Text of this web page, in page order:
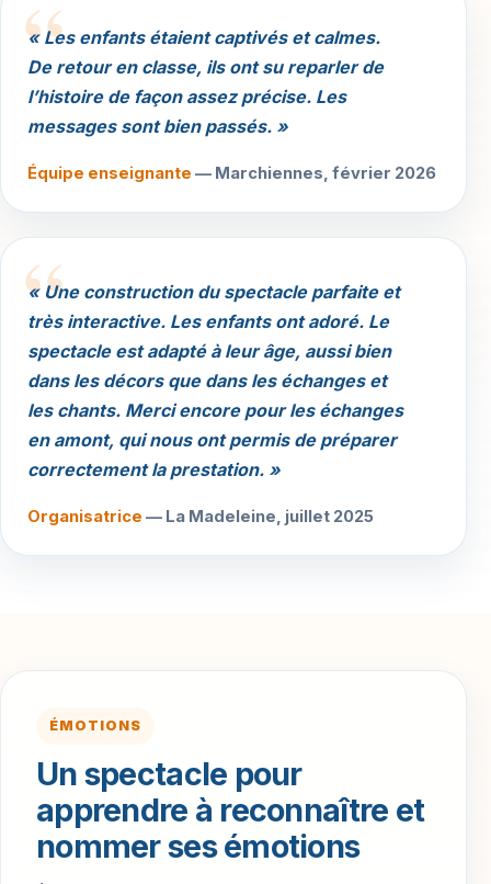
« Les enfants étaient captivés et calmes.
De retour en classe, ils ont su reparler de
l’histoire de façon assez précise. Les
messages sont bien passés. »
Équipe enseignante — Marchiennes, février 2026
« Une construction du spectacle parfaite et
très interactive. Les enfants ont adoré. Le
spectacle est adapté à leur âge, aussi bien
dans les décors que dans les échanges et
les chants. Merci encore pour les échanges
en amont, qui nous ont permis de préparer
correctement la prestation. »
Organisatrice — La Madeleine, juillet 2025
ÉMOTIONS
Un spectacle pour
apprendre à reconnaître et
nommer ses émotions